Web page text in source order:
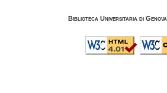
Biblioteca Universitaria di Genova